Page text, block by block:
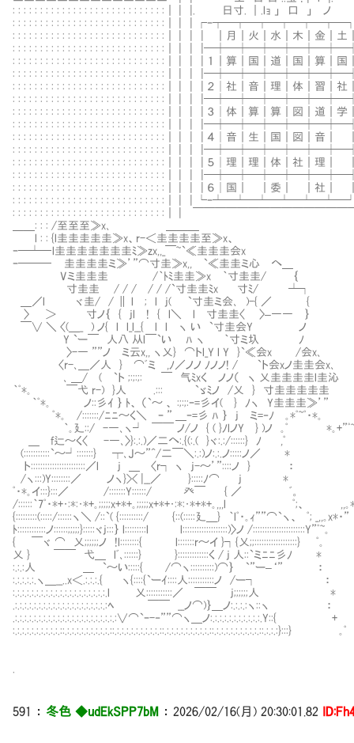
: : : : : : : : : : : : : : : : : : : : : : : : : : : :｜ | |. 日寸. ｜.l
: : : : : : : : : : : : : : : : : : : : : : : : : : : :｜ | | ┌ｰ
: : : : : : : : : : : : : : : : : : : : : : : : : : : :｜ | | | ｜月｜火｜水｜木｜金
: : : : : : : : : : : : : : : : : : : : : : : : : : : :｜ | |
: : : : : : : : : : : : : : : : : : : : : : : : : : : :｜ | | | １｜算｜国｜
: : : : : : : : : : : : : : : : : : : : : : : : : : : :｜ | |
: : : : : : : : : : : : : : : : : : : : : : : : : : : :｜ | | | ２│社｜音｜理
: : : : : : : : : : : : : : : : : : : : : : : : : : : :｜ | |
: : : : : : : : : : : : : : : : : : : : : : : : : : : :｜ | | | ３│体｜算｜算｜図｜道
: : : : : : : : : : : : : : : : : : : : : : : : : : : :｜ | |
: : : : : : : : : : : : : : : : : : : : : : : : : : : :｜ | | | ４│音｜生｜国｜図｜音
: : : : : : : : : : : : : : : : : : : : : : : : : : : :｜ | |
: : : : : : : : : : : : : : : : : : : : : : : : : : : :｜ | | | ５│理｜理｜体｜社｜
: : : : : : : : : : : : : : : : : : : : : : : : : : : :｜ | |
: : : : : : : : : : : : : : : : : : : : : : : : : : : :｜ | | | ６│国｜ ｜委｜ ｜
: : : : : : : : : : : : : : : : : : : : : : : : : : : :｜ | | └ｰ
: : : : : : : : : : : : : : : : : : : : : : : : : : : :｜ | ￣￣￣￣￣￣￣￣￣￣￣￣
＿＿: : : /至至至≫x､ ＿＿＿
l : : {l圭圭圭圭圭≫x、r-＜圭圭圭圭至≫x
ｰ─┴─ l圭圭圭圭圭圭圭ﾐ≫zx,,_￣~`≪圭圭圭
ｰ─── Ⅵ圭圭圭圭ミ≫’”⌒寸圭≫x,, `≪圭圭ミ心
Vミ圭圭圭㌢ /｀ﾄﾐ圭圭≫x ｀寸圭圭/
寸圭圭㌢ / / / / / /`寸圭圭ﾐx 寸ﾐ/ ┴┐
＿／l ヾ圭/ / ∥ l ; l j( `寸圭ミ会､ )-{ ／ {
〉 ＞ 寸ノ｛ { jl ! { l＼ l 寸圭圭〈 〉–―― ｝
￣∨ ＼ 〈(＿_ ) ノ{ l l_l__{ l l ヽ い `寸圭会Y ノ
Y `ー￣ 人八 从l￣`い ﾊ ヽ ｀寸ミ圦 ﾉ 転校生
〉-― ””ノ ミ云x,, ヽ乂} ⌒トl_Y l Y }`≪会x /会x､
〈r-､＿／人 } ⌒ﾞミ ,ﾉ／ノノ ﾉノノ! / `ト会xノ圭圭会x､
､ ＿/ ( `ト ;:;:;: ￣ 气ﾐxく ノノ（ ヽ 乂圭圭圭圭l圭沁
｀ﾟ*｡ ￣弋 r-) }人 .::: `ゞﾐノ /乂 } 寸圭圭圭圭圭㌢
｀ﾟ*｡ ノ::彡ｲ ｝ ﾄ、 （`～ 、 :;:;:ｰ=彡イ( } ﾉヽ Y圭圭圭≫’”
ﾟ*｡ /:::::::/ﾆﾆ～く＼ ｰ ” ＿ｰ=彡 ﾊ ｝ j ミ=‐ﾉ ｡*ﾟ~ﾟ・*｡
｀｡廴::/ -―､ヽ┘ ￣￣ ノ/ノ { ( }ﾉlノY } )ノ ｡ﾟ *｡+”ﾟ
＿ f辷～く〈 -―､〉}:.:.)／二へ:.{(:.( }ヾ:.:/::::::} ﾉ
(:::::::::::`～┘:::::::} ┬､J～”^/二￣＼:.:)ノ:.:.ノ:::::ノ
ト:::::::::::::::::::::::／l j ＿ 〈r┐ ヽ j-～’”::::ノ
/ヽ:::)Y::::::::／ ノヽ}>< |__／ }:::::ﾉ⌒ j
ﾟ・*｡イ:::}:::／ /:::::::Y::::::/ 癶￣ { ／ ﾞ。
/::::::｀7ﾟ・*+･:*:･*+｡;;;;;x+*+｡;;;;;x+*+･:*:･*+*+｡,,,l ﾟ;、 ,,｡
{:::::::::(:::::/::::::ヽ＼ /::`( {::::::::::/ {::(:::::廴＿} ｀lﾟ・｡ｨ””⌒`ヽ、 ﾟ; _,,｡x*・”
ﾄ::::::::::::ノ::::::;;;;;}:::::ヾj:::｝ l:::::::::l l:::::::::::::::::::)〉ノ /::::::::::::::::::::::Y”ﾟ~｡
{ ￣ヾ ⌒ 乂;;;;;;ノ !l::::::::{ l:::::::r～イ }┐{乂;;::::::::::::::::::} ﾟ｡
乂 } ￣￣ 弋＿ lﾞ､::::::} }:::::::::::::く / j 人::`ミﾆﾆ彡ﾉ *
:.:.:人 ＿ `～い:::::{ /⌒ヽ::::::::::)⌒｝ `”ー–‘” ：
:.:.:.:.:.ヽ＿__..x＜.:.:.:.{ ヽ{::::{`ーｲ::::人:::::::::::ノ /ー┐ ：
:.:.:.:.:.:.:.:.:.:.:.:.:.:.:.:.:.:.:.:.l 乂:::::::::::／ ￣￣ j;;;;;;人 *
.:.:.:.:.:.:.:.:.:.:.:.:.:.:.:.:.:.:.:.:ﾍ ￣￣ __ノ⌒)｝＿ノ:.:.:.:ヽ::ヽ ：
.:.:.:.:.:.:.:.:.:.:.:.:.:.:.:.:.:.:.:.:.:.:∨⌒`ｰ-‐””⌒ヽ＿ノ:.:.:.:.:.:.:.:.:.:.:.Y::{ +
:.:.:.:.:.:.:.:.:.:.::.:.:.:.:.:.:.:.:.:.::.:.:.:.:.:.:.:.:.:.::.:.:.:.:.:.:.:.:.:.::.:.:.:.:.:.:.:.:.:.::.:.:.:}:::} ｡ﾟ
591 ： 冬色 ◆udEkSPP7bM ： 2026/02/16(月) 20:30:01.82